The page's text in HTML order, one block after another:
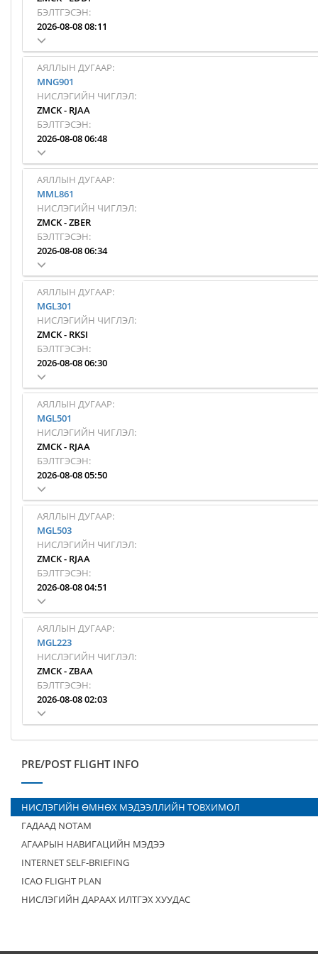
БЭЛТГЭСЭН:
2026-08-08 08:11
АЯЛЛЫН ДУГААР:
MNG901
НИСЛЭГИЙН ЧИГЛЭЛ:
ZMCK- RJAA
БЭЛТГЭСЭН:
2026-08-08 06:48
АЯЛЛЫН ДУГААР:
MML861
НИСЛЭГИЙН ЧИГЛЭЛ:
ZMCK-ZBER
БЭЛТГЭСЭН:
2026-08-08 06:34
АЯЛЛЫН ДУГААР:
MGL301
НИСЛЭГИЙН ЧИГЛЭЛ:
ZMCK- RKSI
БЭЛТГЭСЭН:
2026-08-08 06:30
АЯЛЛЫН ДУГААР:
MGL501
НИСЛЭГИЙН ЧИГЛЭЛ:
ZMCK- RJAA
БЭЛТГЭСЭН:
2026-08-08 05:50
АЯЛЛЫН ДУГААР:
MGL503
НИСЛЭГИЙН ЧИГЛЭЛ:
ZMCK- RJAA
БЭЛТГЭСЭН:
2026-08-08 04:51
АЯЛЛЫН ДУГААР:
MGL223
НИСЛЭГИЙН ЧИГЛЭЛ:
ZMCK-ZBAA
БЭЛТГЭСЭН:
2026-08-08 02:03
PRE/POST FLIGHT INFO
НИСЛЭГИЙН ӨМНӨХ МЭДЭЭЛЛИЙН ТОВХИМОЛ
ГАДААД NOTAM
АГААРЫН НАВИГАЦИЙН МЭДЭЭ
INTERNET SELF-BRIEFING
ICAO FLIGHT PLAN
НИСЛЭГИЙН ДАРААХ ИЛТГЭХ ХУУДАС